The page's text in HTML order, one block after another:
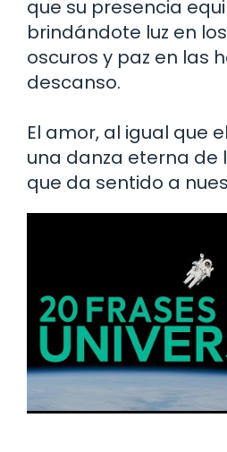
que su presencia
brindándote luz en
oscuros y paz en las
descanso.
El amor, al igual que
una danza eterna de
que da sentido a